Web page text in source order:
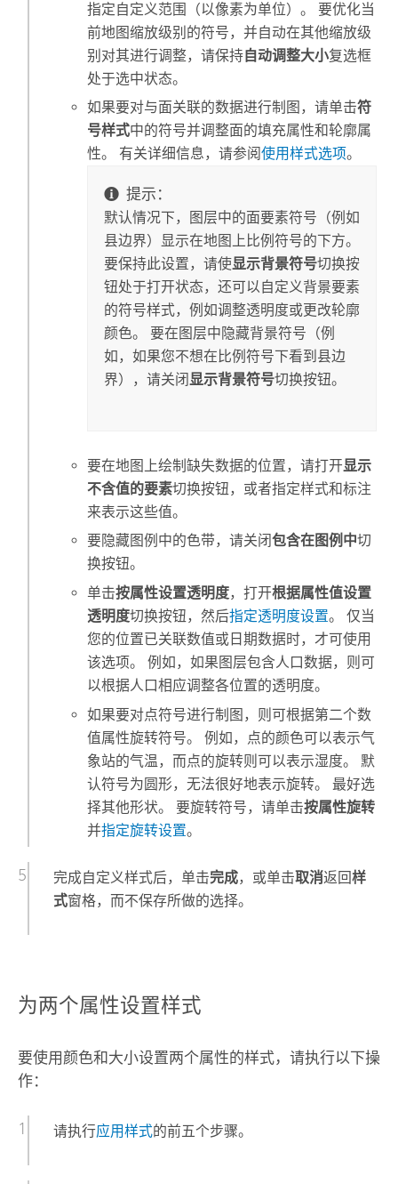
指定自定义范围（以像素为单位）。 要优化当
前地图缩放级别的符号，并自动在其他缩放级
别对其进行调整，请保持自动调整大小复选框
处于选中状态。
如果要对与面关联的数据进行制图，请单击符
号样式中的符号并调整面的填充属性和轮廓属
性。 有关详细信息，请参阅使用样式选项。
提示：
默认情况下，图层中的面要素符号（例如
县边界）显示在地图上比例符号的下方。
要保持此设置，请使显示背景符号切换按
钮处于打开状态，还可以自定义背景要素
的符号样式，例如调整透明度或更改轮廓
颜色。 要在图层中隐藏背景符号（例
如，如果您不想在比例符号下看到县边
界），请关闭显示背景符号切换按钮。
要在地图上绘制缺失数据的位置，请打开显示
不含值的要素切换按钮，或者指定样式和标注
来表示这些值。
要隐藏图例中的色带，请关闭包含在图例中切
换按钮。
单击按属性设置透明度，打开根据属性值设置
透明度切换按钮，然后指定透明度设置。 仅当
您的位置已关联数值或日期数据时，才可使用
该选项。 例如，如果图层包含人口数据，则可
以根据人口相应调整各位置的透明度。
如果要对点符号进行制图，则可根据第二个数
值属性旋转符号。 例如，点的颜色可以表示气
象站的气温，而点的旋转则可以表示湿度。 默
认符号为圆形，无法很好地表示旋转。 最好选
择其他形状。 要旋转符号，请单击按属性旋转
并指定旋转设置。
完成自定义样式后，单击完成，或单击取消返回样
式窗格，而不保存所做的选择。
为两个属性设置样式
要使用颜色和大小设置两个属性的样式，请执行以下操
作：
请执行应用样式的前五个步骤。